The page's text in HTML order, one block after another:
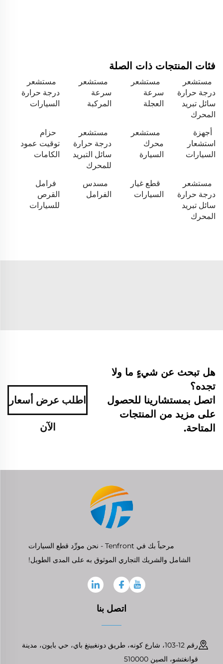
فئات المنتجات ذات الصلة
مستشعر
درجة حرارة
سائل تبريد
المحرك
مستشعر
سرعة
العجلة
مستشعر
سرعة
المركبة
مستشعر
درجة حرارة
السيارات
أجهزة
استشعار
السيارات
مستشعر
محرك
السيارة
مستشعر
درجة حرارة
سائل التبريد
للمحرك
حزام
توقيت عمود
الكامات
مستشعر
درجة حرارة
سائل تبريد
المحرك
قطع غيار
السيارات
مسدس
الفرامل
فرامل
القرص
للسيارات
هل تبحث عن شيءٍ ما ولا
تجده؟
اتصل بمستشارينا للحصول
على مزيد من المنتجات
المتاحة.
اطلب عرض أسعار
الآن
مرحباً بك في Tenfront - نحن مورِّد قطع السيارات
الشامل والشريك التجاري الموثوق به على المدى الطويل!
اتصل بنا
رقم 12-103، شارع كونه، طريق دونغبينغ باي، حي بايون، مدينة
قوانغتشو، الصين 510000